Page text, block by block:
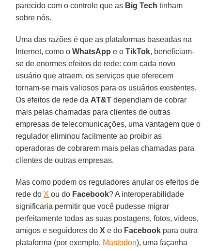
parecido com o controle que as Big Tech tinham
sobre nós.
Uma das razões é que as plataformas baseadas na
Internet, como oWhatsApp e oTikTok, beneficiam-
se de enormes efeitos de rede: com cada novo
usuário que atraem, os serviços que oferecem
tornam-se mais valiosos para os usuários existentes.
Os efeitos de rede da AT&T dependiam de cobrar
mais pelas chamadas para clientes de outras
empresas de telecomunicações, uma vantagem que o
regulador eliminou facilmente ao proibir as
operadoras de cobrarem mais pelas chamadas para
clientes de outras empresas.
Mas como podem os reguladores anular os efeitos de
rede do X ou do Facebook? A interoperabilidade
significaria permitir que você pudesse migrar
perfeitamente todas as suas postagens, fotos, vídeos,
amigos e seguidores doX e do Facebook para outra
plataforma (por exemplo, Mastodon), uma façanha